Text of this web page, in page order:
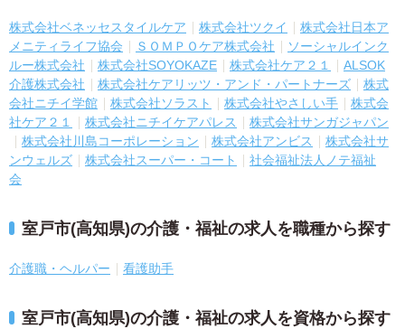
株式会社ベネッセスタイルケア 株式会社ツクイ
株式会社日本ア
メニティライフ協会
ＳＯＭＰＯケア株式会社
ソーシャルインク
ルー株式会社
株式会社SOYOKAZE 株式会社ケア２１
ALSOK
介護株式会社
株式会社ケアリッツ・アンド・パートナーズ
株式
会社ニチイ学館
株式会社ソラスト 株式会社やさしい手
株式会
社ケア２１
株式会社ニチイケアパレス
株式会社サンガジャパン
株式会社川島コーポレーション
株式会社アンビス
株式会社サ
ンウェルズ
株式会社スーパー・コート
社会福祉法人ノテ福祉
会
室戸市(高知県)の介護・福祉の求人を職種から探す
介護職・ヘルパー 看護助手
室戸市(高知県)の介護・福祉の求人を資格から探す